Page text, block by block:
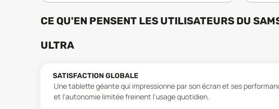
CE QU'EN PENSENT LES UTILISATEURS DU
ULTRA
SATISFACTION GLOBALE
Une tablette géante qui impressionne par son écran et ses
et l'autonomie limitée freinent l'usage quotidien.